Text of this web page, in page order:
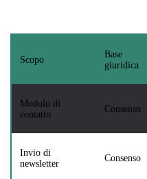
Scopo
Base
giuridica
Modulo di
contatto
Consenso
Invio di
newsletter
Consenso